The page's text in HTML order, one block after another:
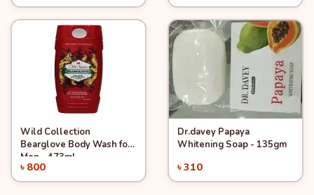
Quick ViewAdd to Cart
Wild Collection
Bearglove Body Wash for
Men - 473ml
৳ 800
Quick ViewAdd to Cart
Dr.davey Papaya
Whitening Soap - 135gm
৳ 310